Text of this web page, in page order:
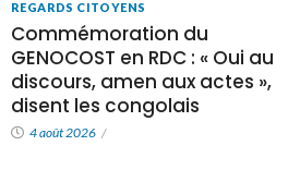
REGARDS CITOYENS
Commémoration du
GENOCOST en RDC : « Oui au
discours, amen aux actes »,
disent les congolais
4 août 2026 /